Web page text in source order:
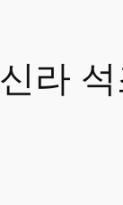
라